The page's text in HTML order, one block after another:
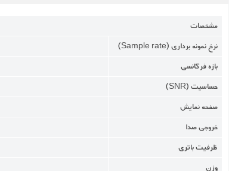
مشخصات
نرخ نمونه برداری (Sample rate)
بازه فرکانسی
حساسیت (SNR)
صفحه نمایش
خروجی صدا
ظرفیت باتری
وزن